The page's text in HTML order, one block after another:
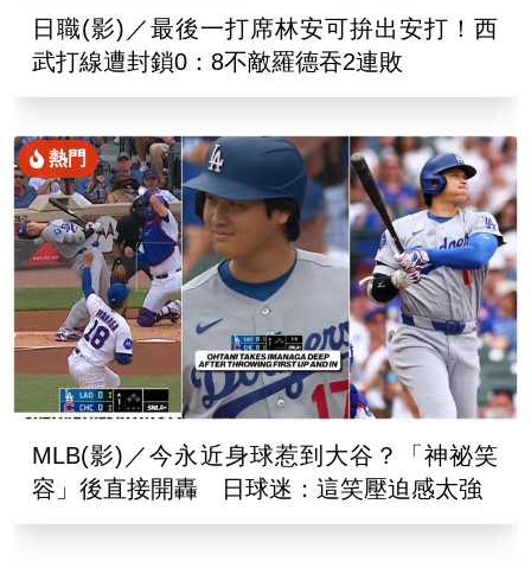
日職(影)／最後一打席林安可拚出安打！西
武打線遭封鎖0：8不敵羅德吞2連敗
熱門
MLB(影)／今永近身球惹到大谷？「神祕笑
容」後直接開轟 日球迷：這笑壓迫感太強